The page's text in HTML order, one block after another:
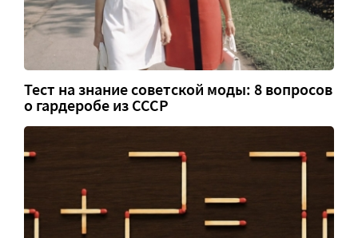
Тест на знание советской моды: 8 вопросов
о гардеробе из СССР